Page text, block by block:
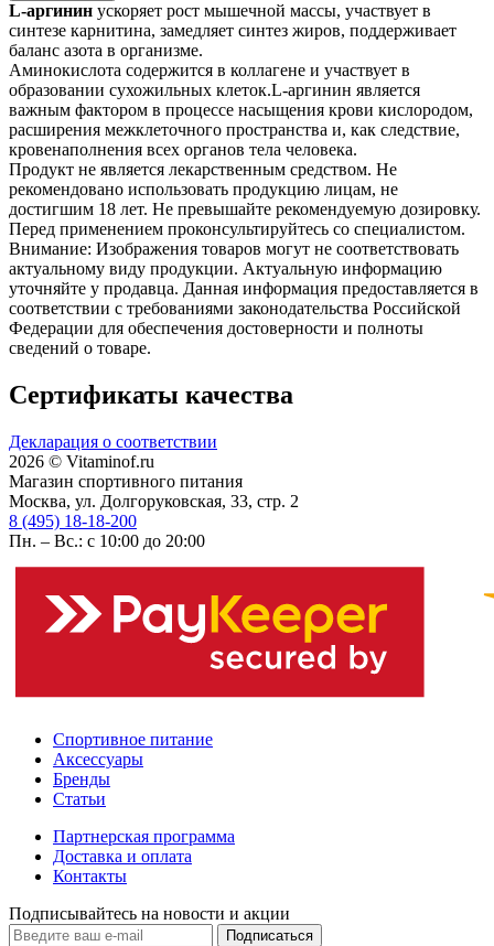
L-аргинин ускоряет рост мышечной массы, участвует в
синтезе карнитина, замедляет синтез жиров, поддерживает
баланс азота в организме.
Аминокислота содержится в коллагене и участвует в
образовании сухожильных клеток.L-аргинин является
важным фактором в процессе насыщения крови кислородом,
расширения межклеточного пространства и, как следствие,
кровенаполнения всех органов тела человека.
Продукт не является лекарственным средством. Не
рекомендовано использовать продукцию лицам, не
достигшим 18 лет. Не превышайте рекомендуемую дозировку.
Перед применением проконсультируйтесь со специалистом.
Внимание: Изображения товаров могут не соответствовать
актуальному виду продукции. Актуальную информацию
уточняйте у продавца. Данная информация предоставляется в
соответствии с требованиями законодательства Российской
Федерации для обеспечения достоверности и полноты
сведений о товаре.
Сертификаты качества
Декларация о соответствии
2026 © Vitaminof.ru
Магазин спортивного питания
Москва, ул. Долгоруковская, 33, стр. 2
8 (495) 18-18-200
Пн. – Вс.: с 10:00 до 20:00
Спортивное питание
Аксессуары
Бренды
Статьи
Партнерская программа
Доставка и оплата
Контакты
Подписывайтесь на новости и акции
Подписаться